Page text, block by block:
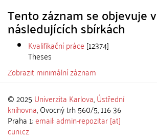
Tento záznam se objevuje v
následujících sbírkách
Kvalifikační práce [12374]
Theses
Zobrazit minimální záznam
© 2025 Univerzita Karlova,Ústřední
knihovna, Ovocný trh 560/5, 116 36
Praha 1;email: admin-repozitar [at]
cuni.cz